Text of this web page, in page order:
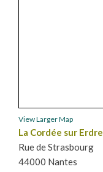
View Larger Map
La Cordée sur Erdre
Rue de Strasbourg
44000 Nantes